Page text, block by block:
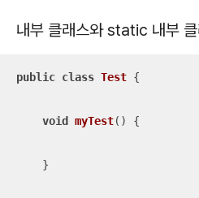
내부 클래스와 static 내부 클
public class Test {
void myTest() {
    }